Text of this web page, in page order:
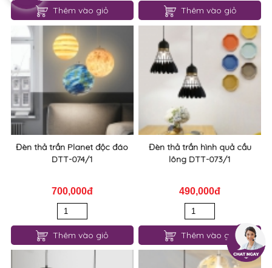
Thêm vào giỏ Thêm vào giỏ
Đèn thả trần Planet độc đáo
DTT-074/1
700,000đ
Thêm vào giỏ
Đèn thả trần hình quả cầu
lông DTT-073/1
490,000đ
Thêm vào giỏ